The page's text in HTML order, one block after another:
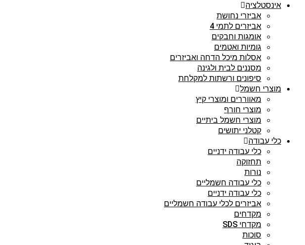
אינסטלציה
אביזרי נחושת
אביזרים לתמי 4
אומגות וחבקים
גומיות ואטמים
אסלות מיכל הדחה ואביזרים
מסננים לבית ולגינה
סיפונים ורשתות למקלחת
מוצרי חשמל
מאווררים ומוצרי קיץ
מוצרי חורף
מוצרי חשמל ביתיים
קטלני יתושים
כלי עבודה
כלי עבודה ידניים
תחזוקה
נורות
כלי עבודה חשמליים
כלי עבודה ידניים
אביזרים לכלי עבודה חשמליים
מקדחים
מקדחי SDS
סוכות